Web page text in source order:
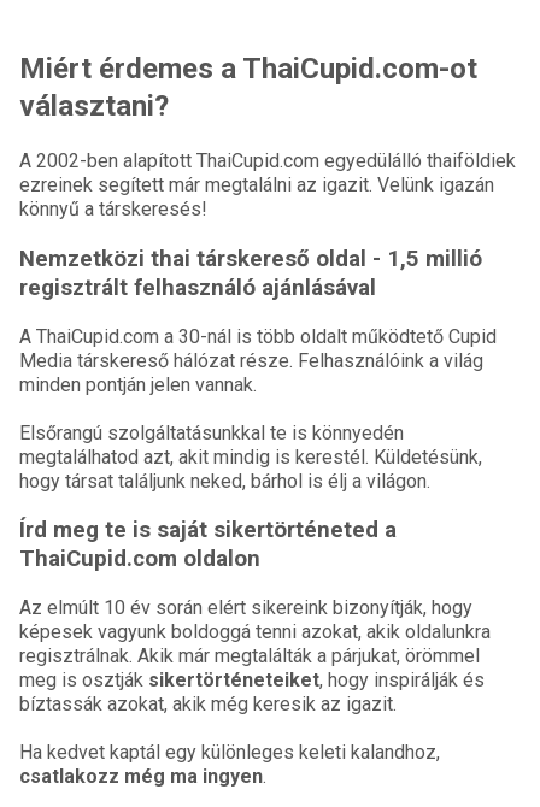
Miért érdemes a ThaiCupid.com-ot
választani?
A 2002-ben alapított ThaiCupid.com egyedülálló thaiföldiek
ezreinek segített már megtalálni az igazit. Velünk igazán
könnyű a társkeresés!
Nemzetközi thai társkereső oldal - 1,5 millió
regisztrált felhasználó ajánlásával
A ThaiCupid.com a 30-nál is több oldalt működtető Cupid
Media társkereső hálózat része. Felhasználóink a világ
minden pontján jelen vannak.
Elsőrangú szolgáltatásunkkal te is könnyedén
megtalálhatod azt, akit mindig is kerestél. Küldetésünk,
hogy társat találjunk neked, bárhol is élj a világon.
Írd meg te is saját sikertörténeted a
ThaiCupid.com oldalon
Az elmúlt 10 év során elért sikereink bizonyítják, hogy
képesek vagyunk boldoggá tenni azokat, akik oldalunkra
regisztrálnak. Akik már megtalálták a párjukat, örömmel
meg is osztják sikertörténeteiket, hogy inspirálják és
bíztassák azokat, akik még keresik az igazit.
Ha kedvet kaptál egy különleges keleti kalandhoz,
csatlakozz még ma ingyen.